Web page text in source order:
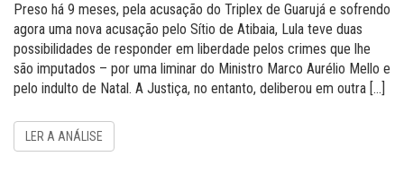
Preso há 9 meses, pela acusação do Triplex de Guarujá e sofrendo
agora uma nova acusação pelo Sítio de Atibaia, Lula teve duas
possibilidades de responder em liberdade pelos crimes que lhe
são imputados – por uma liminar do Ministro Marco Aurélio Mello e
pelo indulto de Natal. A Justiça, no entanto, deliberou em outra […]
LER A ANÁLISE